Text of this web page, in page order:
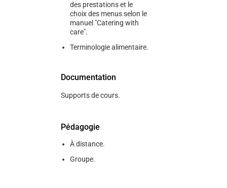
des prestations et le
choix des menus selon le
manuel "Catering with
care".
Terminologie alimentaire.
Documentation
Supports de cours.
Pédagogie
À distance.
Groupe.